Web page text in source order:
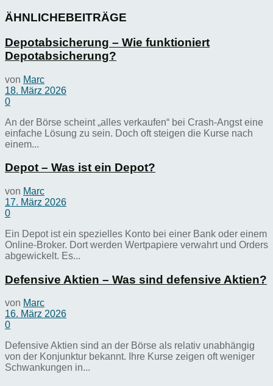
ÄHNLICHEBEITRÄGE
Depotabsicherung – Wie funktioniert
Depotabsicherung?
von Marc
18. März 2026
0
An der Börse scheint „alles verkaufen“ bei Crash-Angst eine
einfache Lösung zu sein. Doch oft steigen die Kurse nach
einem...
Depot – Was ist ein Depot?
von Marc
17. März 2026
0
Ein Depot ist ein spezielles Konto bei einer Bank oder einem
Online-Broker. Dort werden Wertpapiere verwahrt und Orders
abgewickelt. Es...
Defensive Aktien – Was sind defensive Aktien?
von Marc
16. März 2026
0
Defensive Aktien sind an der Börse als relativ unabhängig
von der Konjunktur bekannt. Ihre Kurse zeigen oft weniger
Schwankungen in...